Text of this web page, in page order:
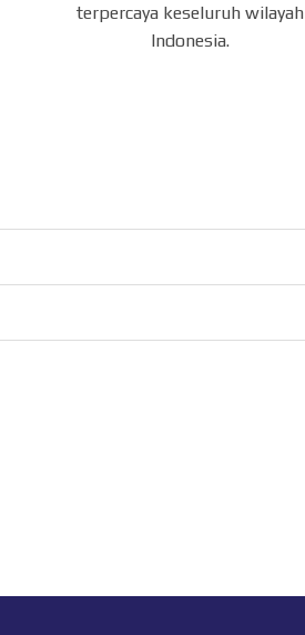
terpercaya keseluruh wilayah
Indonesia.